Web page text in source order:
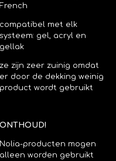
French
compatibel met elk
systeem: gel, acryl en
gellak
ze zijn zeer zuinig omdat
er door de dekking weinig
product wordt gebruikt
ONTHOUD!
Nolia-producten mogen
alleen worden gebruikt